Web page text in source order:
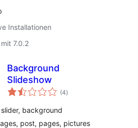
Installationen
7.0.2
Background
Slideshow
(4Bewertungen
insgesamt
)
background
post, pages, pictures